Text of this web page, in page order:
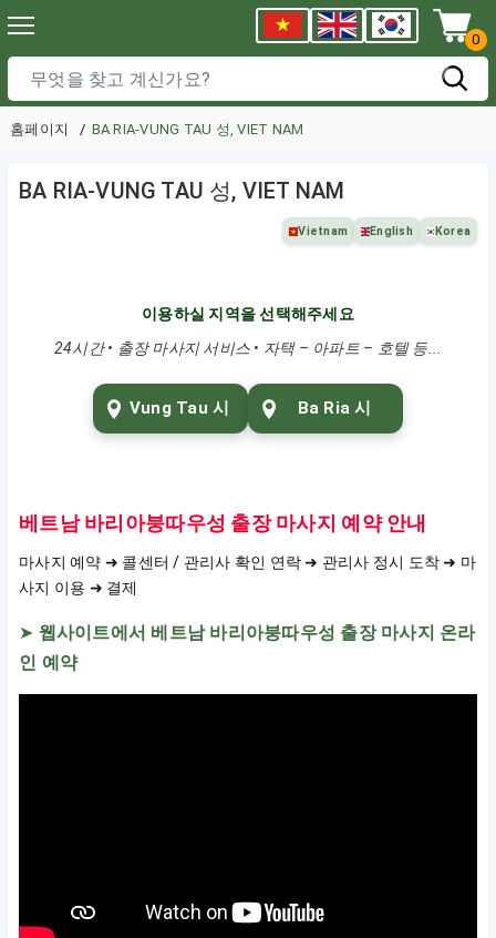
0
홈페이지 BA RIA-VUNG TAU 성, VIET NAM
BA RIA-VUNG TAU 성, VIET NAM
Vietnam English Korea
이용하실 지역을 선택해주세요
24시간 • 출장 마사지 서비스 • 자택 – 아파트 – 호텔 등...
Vung Tau 시 Ba Ria 시
베트남 바리아붕따우성 출장 마사지 예약 안내
마사지 예약 ➜ 콜센터 / 관리사 확인 연락 ➜ 관리사 정시 도착 ➜ 마
사지 이용 ➜ 결제
➤ 웹사이트에서 베트남 바리아붕따우성 출장 마사지 온라
인 예약